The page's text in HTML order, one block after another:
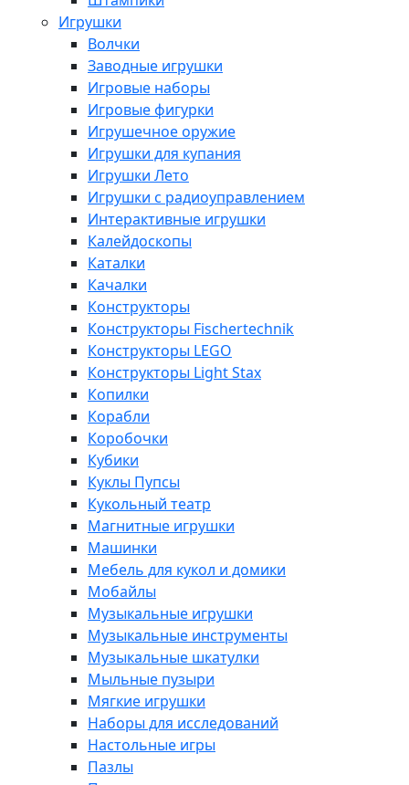
Игрушки
Волчки
Заводные игрушки
Игровые наборы
Игровые фигурки
Игрушечное оружие
Игрушки для купания
Игрушки Лето
Игрушки с радиоуправлением
Интерактивные игрушки
Калейдоскопы
Каталки
Качалки
Конструкторы
Конструкторы Fisсhertechnik
Конструкторы LEGO
Конструкторы Light Stax
Копилки
Корабли
Коробочки
Кубики
Куклы Пупсы
Кукольный театр
Магнитные игрушки
Машинки
Мебель для кукол и домики
Мобайлы
Музыкальные игрушки
Музыкальные инструменты
Музыкальные шкатулки
Мыльные пузыри
Мягкие игрушки
Наборы для исследований
Настольные игры
Пазлы